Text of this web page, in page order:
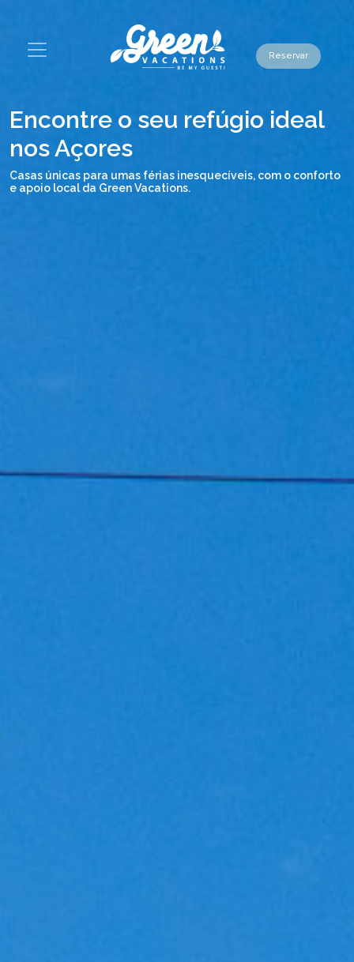
Reservar
Encontre o seu refúgio ideal
nos Açores
Casas únicas para umas férias inesquecíveis, com o conforto
e apoio local da Green Vacations.